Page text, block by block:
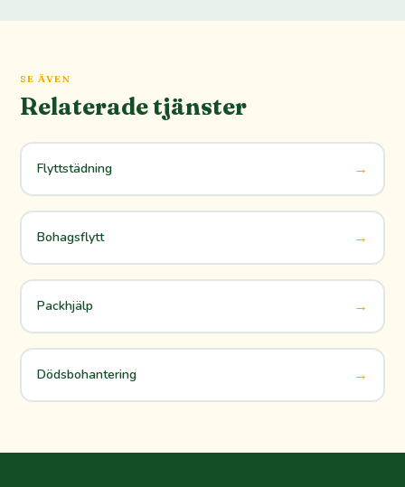
SE ÄVEN
Relaterade tjänster
Flyttstädning →
Bohagsflytt →
Packhjälp →
Dödsbohantering →